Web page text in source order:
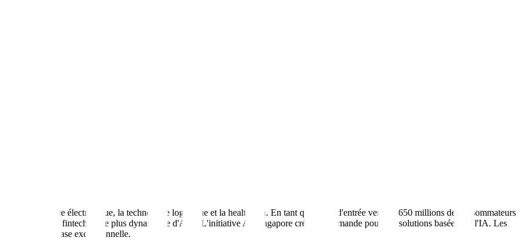
le commerce électronique, la technologie logistique et la healthtech. En tant que porte d'entrée vers les 650 millions de consommateurs
Le secteur fintech est le plus dynamique d'Asie. L'initiative AI Singapore crée une demande pour des solutions basées sur l'IA. Les
une base exceptionnelle.